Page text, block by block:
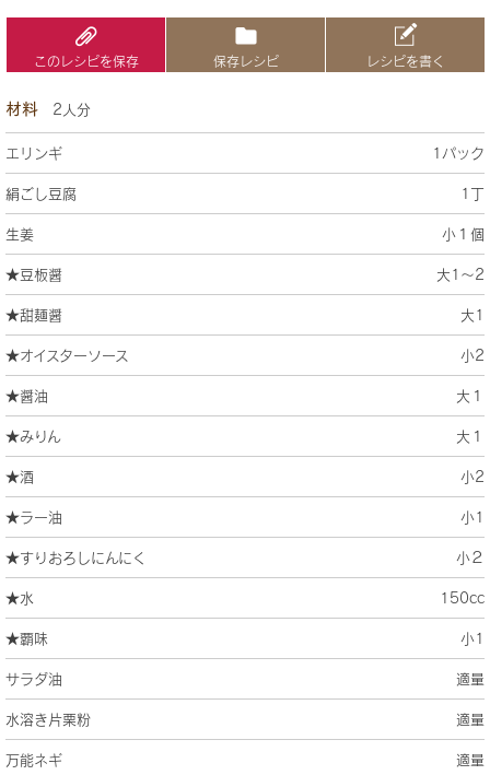
このレシピを保存 保存レシピ レシピを書く
材料 2人分
エリンギ 1パック
絹ごし豆腐 1丁
生姜 小１個
★豆板醤 大1〜2
★甜麺醤 大1
★オイスターソース 小2
★醤油 大１
★みりん 大１
★酒 小2
★ラー油 小1
★すりおろしにんにく 小２
★水 150cc
★覇味 小1
サラダ油 適量
水溶き片栗粉 適量
万能ネギ 適量